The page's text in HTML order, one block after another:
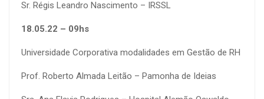
Sr. Régis Leandro Nascimento – IRSSL
18.05.22 – 09hs
Universidade Corporativa modalidades em Gestão de RH
Prof. Roberto Almada Leitão – Pamonha de Ideias